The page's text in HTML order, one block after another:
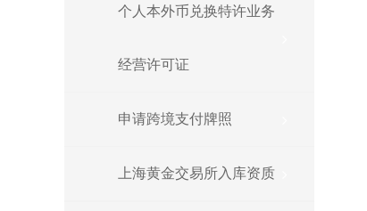
个人本外币兑换特许业务
经营许可证
申请跨境支付牌照
上海黄金交易所入库资质